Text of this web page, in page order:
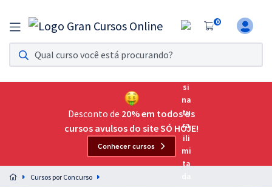
0
Assinatura Ilimitada 11
Acesso a todos os cursos. Teste grátis por 7 dias!
Assinatura OAB Até Passar
Acesso ilimitado a toda preparação para o Exame da
Preparação completa e intensiva para as principais
residências em saúde do Brasil
Desconto de 20% em todos os
cursos avulsos do site SÓ HOJE!
Conhecer cursos
Cursos por Concurso